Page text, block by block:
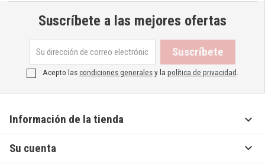
Suscríbete a las mejores ofertas
Acepto lascondiciones generalesy la política de privacidad
Información de la tienda 
Su cuenta 